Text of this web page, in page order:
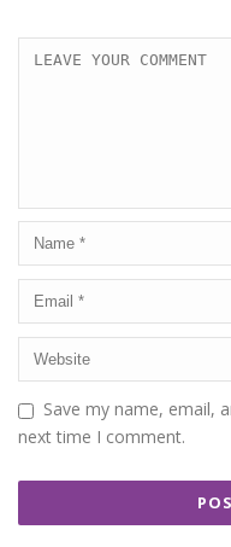
Save my name, email,
next time I comment.